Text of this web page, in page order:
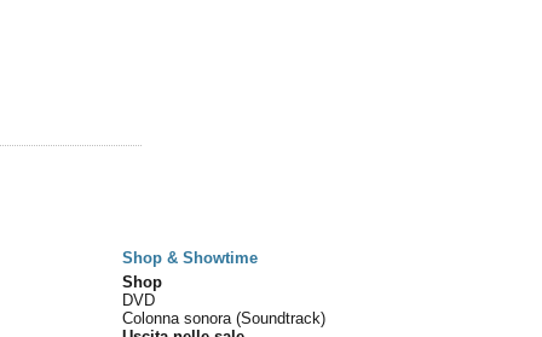
Shop & Showtime
Shop
DVD
Colonna sonora (Soundtrack)